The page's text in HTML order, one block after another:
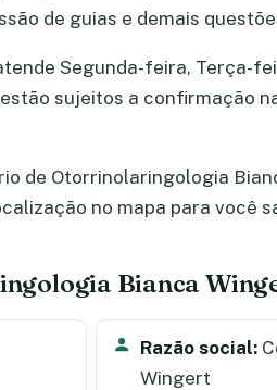
de guias e demais
Segunda-feira, Terça-
estão sujeitos a confirmação
de Otorrinolaringologia
no mapa para você
Bianca
Razão social:
Wingert